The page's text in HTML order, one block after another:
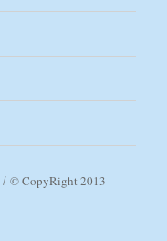
© CopyRight 2013-